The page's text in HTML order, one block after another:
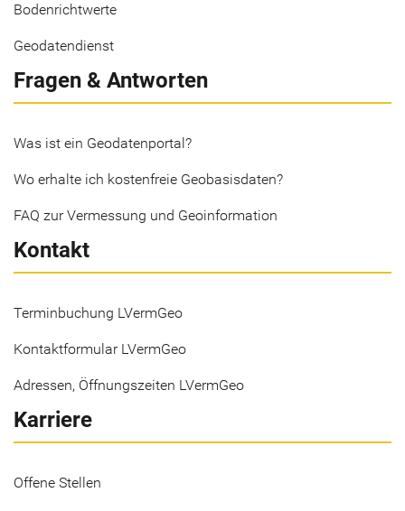
Bodenrichtwerte
Geodatendienst
Fragen & Antworten
Was ist ein Geodatenportal?
Wo erhalte ich kostenfreie Geobasisdaten?
FAQ zur Vermessung und Geoinformation
Kontakt
Terminbuchung LVermGeo
Kontaktformular LVermGeo
Adressen, Öffnungszeiten LVermGeo
Karriere
Offene Stellen